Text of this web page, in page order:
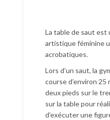
La table de saut est
artistique féminine
acrobatiques.
Lors d’un saut, la
course d’environ
deux pieds sur le
sur la table pour
d’exécuter une